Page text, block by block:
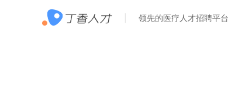
领先的医疗人才招聘平台